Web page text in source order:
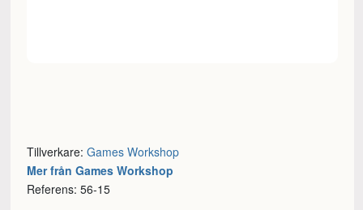
Tillverkare:Games Workshop
Mer från Games Workshop
Referens: 56-15